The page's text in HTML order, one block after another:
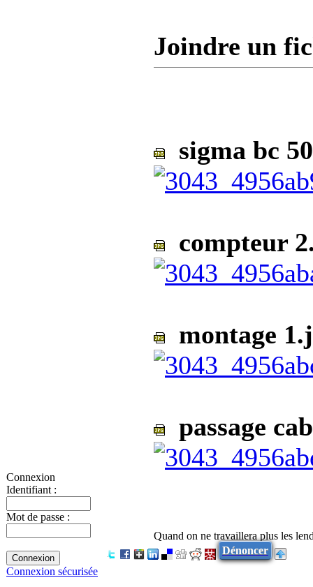
Connexion
Identifiant :
Mot de passe :
Connexion sécurisée
Joindre un
sigma bc
compteur
montage
passage
Quand on ne travaillera plus les
Dénoncer